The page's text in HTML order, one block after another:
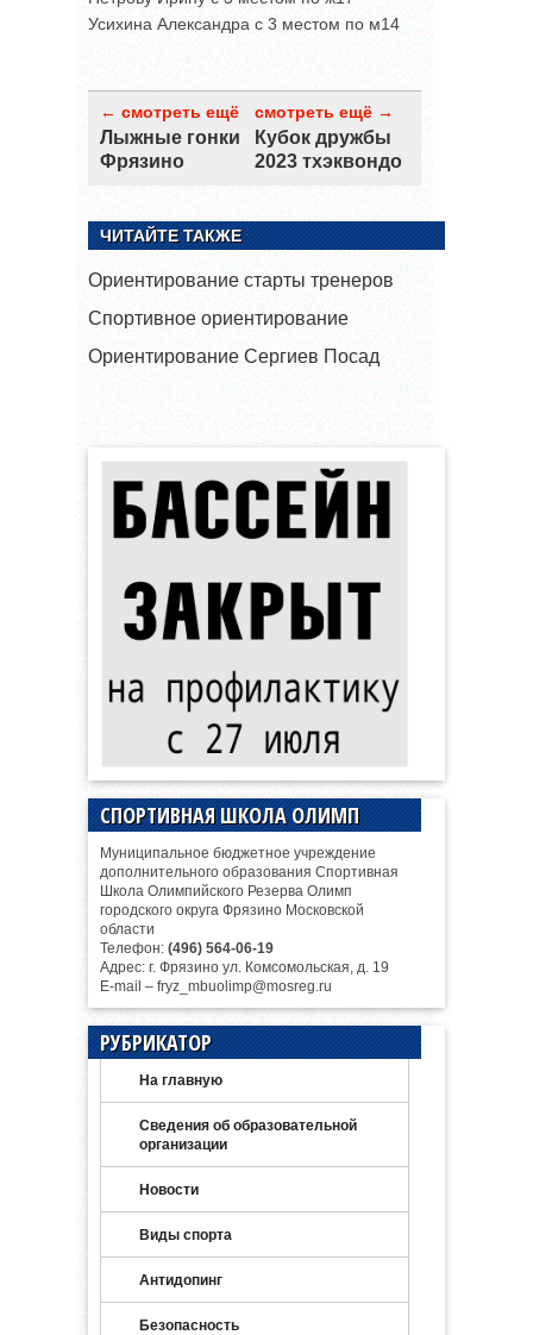
Усихина Александра с 3 местом по м14
← смотреть ещё
Лыжные гонки
Фрязино
смотреть ещё →
Кубок дружбы
2023 тхэквондо
ЧИТАЙТЕ ТАКЖЕ
Ориентирование старты тренеров
Спортивное ориентирование
Ориентирование Сергиев Посад
СПОРТИВНАЯ ШКОЛА ОЛИМП
Муниципальное бюджетное учреждение
дополнительного образования Спортивная
Школа Олимпийского Резерва Олимп
городского округа Фрязино Московской
области
Телефон: (496) 564-06-19
Адрес: г. Фрязино ул. Комсомольская, д. 19
E-mail – fryz_mbuolimp@mosreg.ru
РУБРИКАТОР
На главную
Сведения об образовательной
организации
Новости
Виды спорта
Антидопинг
Безопасность